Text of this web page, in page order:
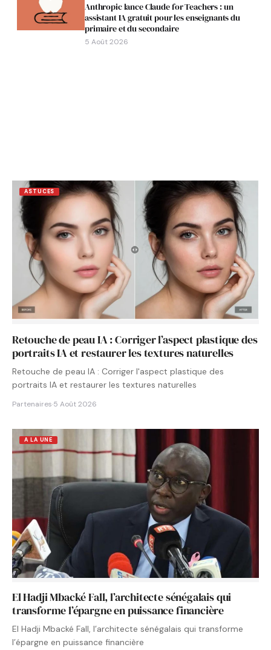
Anthropic lance Claude for Teachers : un
assistant IA gratuit pour les enseignants du
primaire et du secondaire
5 Août 2026
ASTUCES
Retouche de peau IA : Corriger l’aspect plastique des
portraits IA et restaurer les textures naturelles
Retouche de peau IA : Corriger l'aspect plastique des
portraits IA et restaurer les textures naturelles
Partenaires·5 Août 2026
A LA UNE
El Hadji Mbacké Fall, l’architecte sénégalais qui
transforme l’épargne en puissance financière
El Hadji Mbacké Fall, l’architecte sénégalais qui transforme
l’épargne en puissance financière